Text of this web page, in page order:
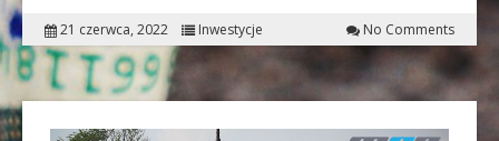
21 czerwca, 2022 Inwestycje No Comments